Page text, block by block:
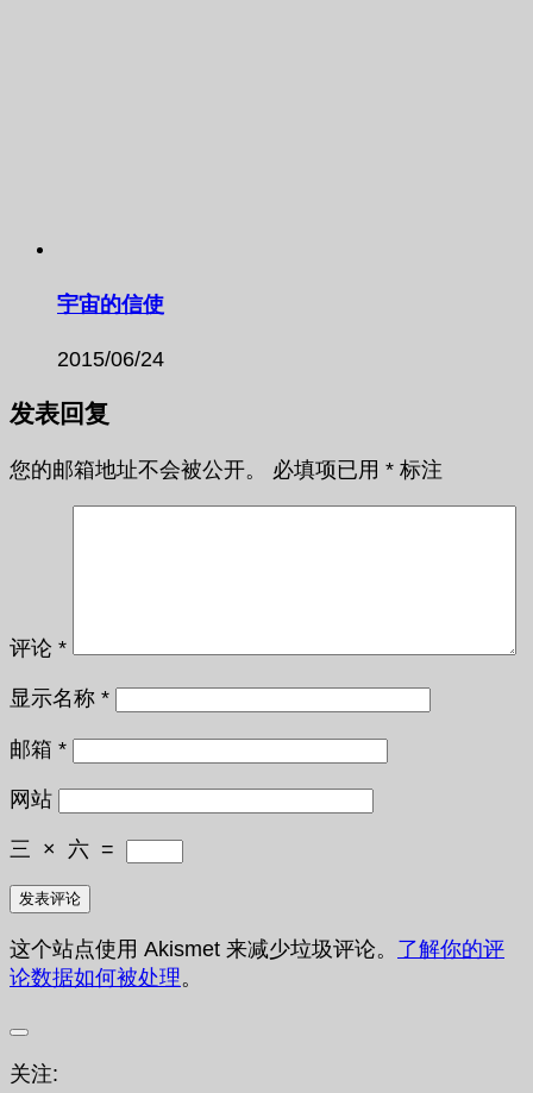
宇宙的信使
2015/06/24
发表回复
您的邮箱地址不会被公开。 必填项已用 * 标注
评论 *
显示名称 *
邮箱 *
网站
三 × 六 =
这个站点使用 Akismet 来减少垃圾评论。 了解你的评
论数据如何被处理。
关注: